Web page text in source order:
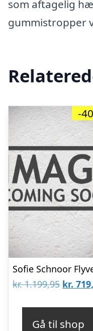
som aftagelig
gummistropper
-
kr.1.199,95 Den
kr.
Gå til shop